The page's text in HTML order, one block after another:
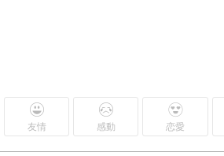
友情 感動 恋愛